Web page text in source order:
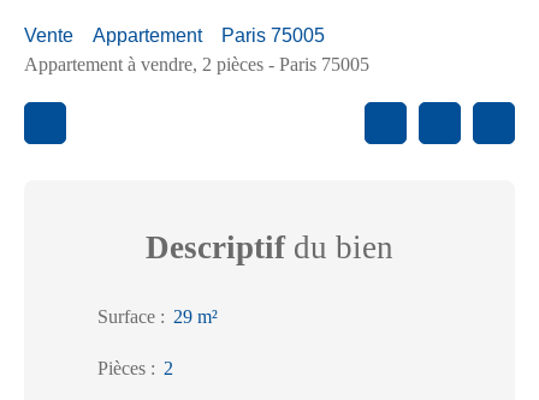
Vente Appartement
Paris 75005
Appartement à vendre, 2 pièces - Paris 75005
Descriptifdu bien
Surface : 29 m²
Pièces : 2